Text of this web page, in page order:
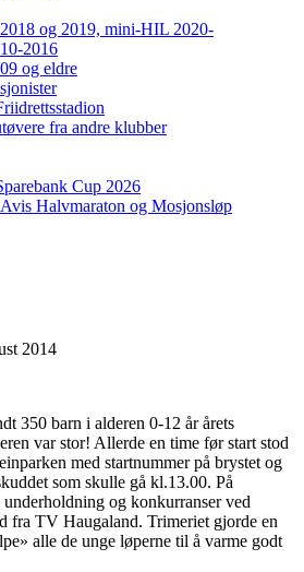
og 2019, mini-HIL 2020-
2016
og eldre
fra andre klubber
Cup 2026
Halvmaraton og Mosjonsløp
2014
350 barn i alderen 0-12 år årets
var stor! Allerde en time før start stod
med startnummer på brystet og
som skulle gå kl.13.00. På
underholdning og konkurranser ved
fra TV Haugaland. Trimeriet gjorde en
alle de unge løperne til å varme godt